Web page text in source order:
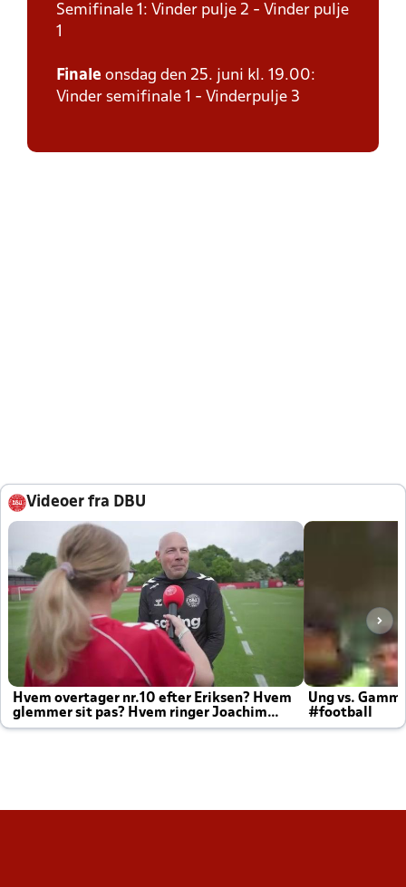
Semifinale 1: Vinder pulje 2 - Vinder pulje
1
Finale onsdag den 25. juni kl. 19.00:
Vinder semifinale 1 - Vinderpulje 3
Videoer fra DBU
Hvem overtager nr.10 efter Eriksen? Hvem
glemmer sit pas? Hvem ringer Joachim
altid til efter kampe?
Ung vs.
#football